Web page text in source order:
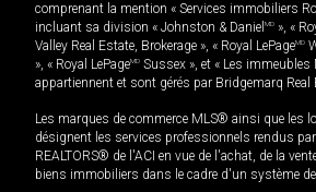
comprenant la mention « Services immobiliers
incluant sa division « Johnston & Daniel MD », «
Valley Real Estate, Brokerage », « Royal LePageMD
», « Royal LePageMD Sussex », et « Les
appartiennent et sont gérés par Bridgemarq Real
Les marques de commerce MLS® ainsi que les
désignent les services professionnels rendus
REALTORS® de l'ACI en vue de l'achat, de la
biens immobiliers dans le cadre d'un système